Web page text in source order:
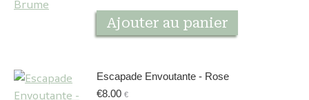
Ajouter au panier
Escapade Envoutante - Rose
€8.00 €